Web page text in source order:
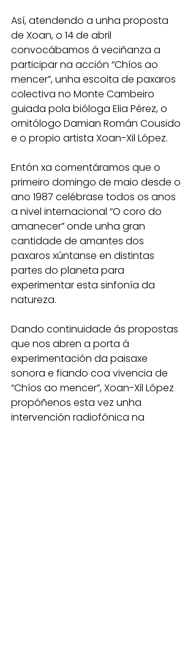
Así, atendendo a unha proposta
de Xoan, o 14 de abril
convocábamos á veciñanza a
participar na acción “Chíos ao
mencer”, unha escoita de paxaros
colectiva no Monte Cambeiro
guiada pola bióloga Elia Pérez, o
ornitólogo Damian Román Cousido
e o propio artista Xoan-Xil López.
Entón xa comentáramos que o
primeiro domingo de maio desde o
ano 1987 celébrase todos os anos
a nivel internacional “O coro do
amanecer” onde unha gran
cantidade de amantes dos
paxaros xúntanse en distintas
partes do planeta para
experimentar esta sinfonía da
natureza.
Dando continuidade ás propostas
que nos abren a porta á
experimentación da paisaxe
sonora e fiando coa vivencia de
“Chíos ao mencer”, Xoan-Xil López
propóñenos esta vez unha
intervención radiofónica na